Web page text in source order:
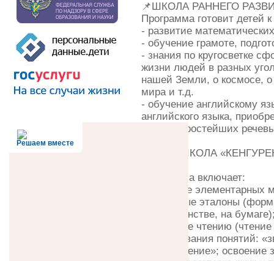
Решаем вместе
📌ШКОЛА РАННЕГО
Программа готовит детей
- развитие
- обучение грамоте,
- знания по кругосветке
жизни людей в разных
нашей Земли, о космосе, о
мира и т.д.
- обучение английскому
английского языка,
запаса, простейших
📌ПРЕДШКОЛА
Программа включает:
- развитие элементарных
(сенсорные эталоны
в пространстве, на
- обучение чтению
формирования понятий:
«предложение»; освоение